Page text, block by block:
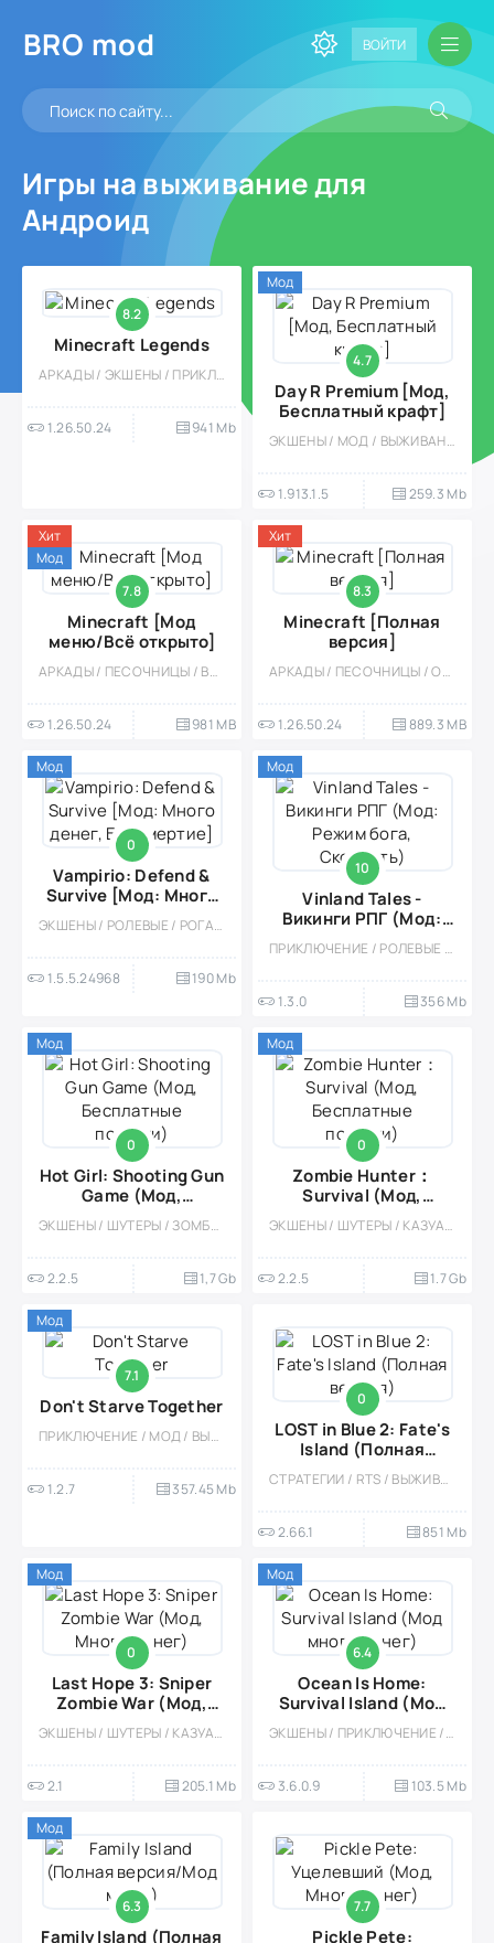
BRO mod ВОЙТИ
Игры на выживание для
Андроид
8.2
Minecraft Legends
АРКАДЫ / ЭКШЕНЫ / ПРИКЛЮЧЕНИЕ / ОТКРЫТЫЙ МИР / ФЭНТЕЗИ / ВОКСЕЛЬНАЯ / КАЗУАЛЬНЫЕ / ВЫЖИВАНИЕ / МНОГОПОЛЬЗОВАТЕЛЬСКАЯ / PVP / КРАФТИНГ / МАГИЯ
1.26.50.24 941 Mb
4.7
Day R Premium [Мод,
Бесплатный крафт]
ЭКШЕНЫ / МОД / ВЫЖИВАНИЕ / АПОКАЛИПСИС / ОФЛАЙН / ОДНОПОЛЬЗОВАТЕЛЬСКИЕ / КВЕСТЫ / КРАФТИНГ / ИССЛЕДОВАНИЯ / РОЛЕВЫЕ / МНОГОПОЛЬЗОВАТЕЛЬСКАЯ / ПРИКЛЮЧЕНИЕ / КАЗУАЛЬНЫЕ
1.913.1.5 259.3 Mb
Мод
7.8
Minecraft [Мод
меню/Всё открыто]
АРКАДЫ / ПЕСОЧНИЦЫ / ВЫЖИВАНИЕ / ОФЛАЙН / КАЗУАЛЬНЫЕ / ПРИКЛЮЧЕНИЕ / СИМУЛЯТОРЫ / КООПЕРАТИВ / 3D / ВСТРОЕННЫЙ КЕШ / СТИЛИЗАЦИЯ / МНОГОПОЛЬЗОВАТЕЛЬСКАЯ / ОДНОПОЛЬЗОВАТЕЛЬСКИЕ / ПИКСЕЛЬНАЯ / МОД
1.26.50.24 981 MB
Хит
Мод
8.3
Minecraft [Полная
версия]
АРКАДЫ / ПЕСОЧНИЦЫ / ОФЛАЙН / КАЗУАЛЬНЫЕ / ПРИКЛЮЧЕНИЕ / СИМУЛЯТОРЫ / ОТКРЫТЫЙ МИР / КООПЕРАТИВ / ПЛАТНАЯ / СТИЛИЗАЦИЯ / МНОГОПОЛЬЗОВАТЕЛЬСКАЯ / ОДНОПОЛЬЗОВАТЕЛЬСКИЕ / ПИКСЕЛЬНАЯ / ВЫЖИВАНИЕ / 3D / ВСТРОЕННЫЙ КЕШ
1.26.50.24 889.3 MB
Хит
0
Vampirio: Defend &
Survive [Мод: Много
денег, Бессмертие] ЭКШЕНЫ / РОЛЕВЫЕ / РОГАЛИК / ФЭНТЕЗИ / СТИЛИЗАЦИЯ / МОД / ВСТРОЕННЫЙ КЕШ / ВЫЖИВАНИЕ / ВИД СВЕРХУ / TOWER DEFENCE / МАЛЕНЬКАЯ / БОССЫ / ВАМПИРЫ
1.5.5.24968 190 Mb
Мод
10
Vinland Tales -
Викинги РПГ (Мод:
Режим бога,
Скорость)
ПРИКЛЮЧЕНИЕ / РОЛЕВЫЕ / ПЕСОЧНИЦЫ / ВЫЖИВАНИЕ / ОТКРЫТЫЙ МИР / МОД / СТРАТЕГИИ / КРАФТИНГ
1.3.0 356 Mb
Мод
0
Hot Girl: Shooting Gun
Game (Мод,
Бесплатные покупки)ЭКШЕНЫ / ШУТЕРЫ / ЗОМБИ / ОДНОПОЛЬЗОВАТЕЛЬСКИЕ / СТИЛИЗАЦИЯ / МОД / ВЫЖИВАНИЕ / АПОКАЛИПСИС / 3D / БОЛЬШАЯ / МНОГОПОЛЬЗОВАТЕЛЬСКАЯ
2.2.5 1,7 Gb
Мод
0
Zombie Hunter：
Survival (Мод,
Бесплатные покупки)ЭКШЕНЫ / ШУТЕРЫ / КАЗУАЛЬНЫЕ / ОДНОПОЛЬЗОВАТЕЛЬСКИЕ / СТИЛИЗАЦИЯ / МОД / ВСТРОЕННЫЙ КЕШ / 3D / ИЗОМЕТРИЯ / ВЫЖИВАНИЕ / БОЛЬШАЯ
2.2.5 1.7 Gb
Мод
7.1
Don't Starve Together
ПРИКЛЮЧЕНИЕ / МОД / ВЫЖИВАНИЕ / ПЛАТНАЯ / ЭКШЕНЫ / КАЗУАЛЬНЫЕ / ОДНОПОЛЬЗОВАТЕЛЬСКИЕ / ВСТРОЕННЫЙ КЕШ / СТИЛИЗАЦИЯ / ОФЛАЙН / ОТКРЫТЫЙ МИР / КРАФТИНГ
1.2.7 357.45 Mb
Мод
0
LOST in Blue 2: Fate's
Island (Полная
версия)
СТРАТЕГИИ / RTS / ВЫЖИВАНИЕ / ИССЛЕДОВАНИЯ / ОДНОПОЛЬЗОВАТЕЛЬСКИЕ / ВСТРОЕННЫЙ КЕШ
2.66.1 851 Mb
0
Last Hope 3: Sniper
Zombie War (Мод,
Много денег)
ЭКШЕНЫ / ШУТЕРЫ / КАЗУАЛЬНЫЕ / ОДНОПОЛЬЗОВАТЕЛЬСКИЕ / СТИЛИЗАЦИЯ / ОФЛАЙН / ВСТРОЕННЫЙ КЕШ / МОД / ЗОМБИ / ОТ ПЕРВОГО ЛИЦА / ВЫЖИВАНИЕ
2.1 205.1 Mb
Мод
6.4
Ocean Is Home:
Survival Island (Мод
много денег)
ЭКШЕНЫ / ПРИКЛЮЧЕНИЕ / ВЫЖИВАНИЕ / ХОРРОР НА ВЫЖИВАНИЕ / КАЗУАЛЬНЫЕ / ОДНОПОЛЬЗОВАТЕЛЬСКИЕ / СТИЛИЗАЦИЯ / ОФЛАЙН / ОТКРЫТЫЙ МИР / МОД / ВСТРОЕННЫЙ КЕШ
3.6.0.9 103.5 Mb
Мод
6.3
Family Island (Полная
Мод
7.7
Pickle Pete: